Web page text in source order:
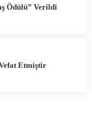
Ödülü” Verildi
Etmiştir